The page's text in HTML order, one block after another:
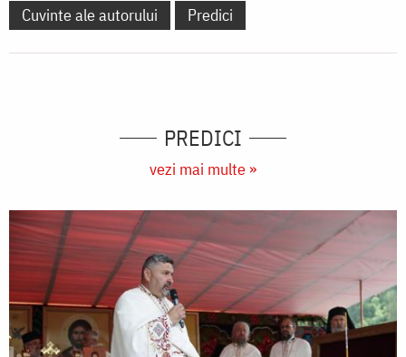
Cuvinte ale autorului Predici
PREDICI
vezi mai multe »